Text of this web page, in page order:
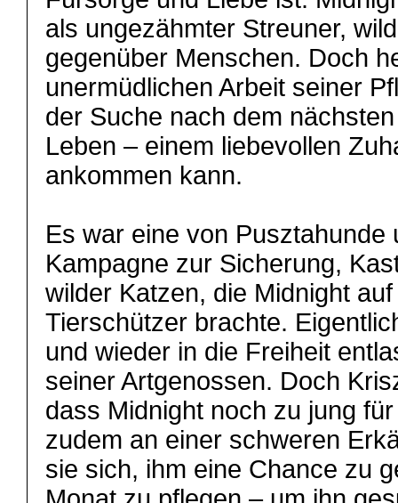
als ungezähmter Streuner,
gegenüber Menschen. Doch
unermüdlichen Arbeit seiner
der Suche nach dem
Leben – einem liebevollen
ankommen kann.
Es war eine von Pusztahunde
Kampagne zur Sicherung,
wilder Katzen, die Midnight
Tierschützer brachte.
und wieder in die Freiheit
seiner Artgenossen. Doch
dass Midnight noch zu jung
zudem an einer schweren
sie sich, ihm eine Chance zu